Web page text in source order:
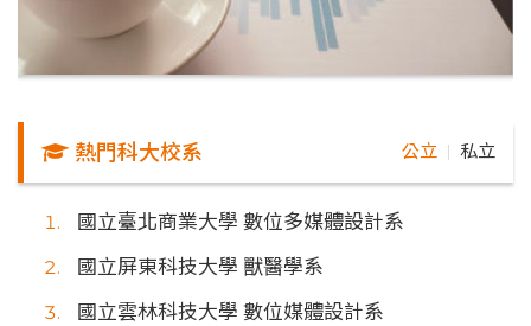
熱門科大校系 公立 私立
國立臺北商業大學 數位多媒體設計系
國立屏東科技大學 獸醫學系
國立雲林科技大學 數位媒體設計系